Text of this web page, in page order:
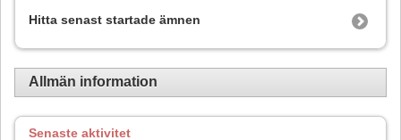
Hitta senast startade ämnen
Allmän information
Senaste aktivitet